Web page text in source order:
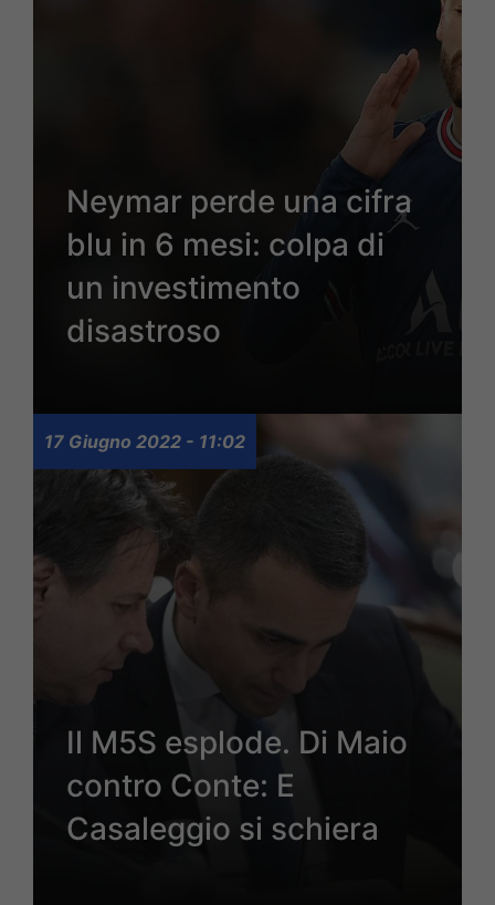
Neymar perde una cifra
blu in 6 mesi: colpa di
un investimento
disastroso
17 Giugno 2022 - 11:02
Il M5S esplode. Di Maio
contro Conte: E
Casaleggio si schiera